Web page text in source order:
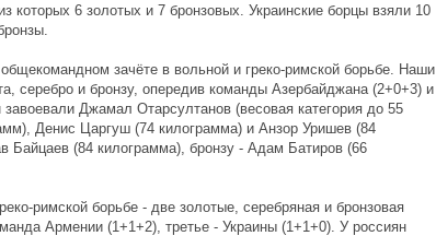
которых 6 золотых и 7 бронзовых. Украинские борцы взяли 10
зачёте в вольной и греко-римской борьбе. Наши
серебро и бронзу, опередив команды Азербайджана (2+0+3) и
Джамал Отарсултанов (весовая категория до 55
Денис Царгуш (74 килограмма) и Анзор Уришев (84
Байцаев (84 килограмма), бронзу - Адам Батиров (66
римской борьбе - две золотые, серебряная и бронзовая
Армении (1+1+2), третье - Украины (1+1+0). У россиян